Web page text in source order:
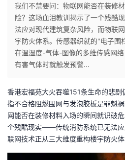
个
人
主
我
的
发
者
我们不禁要问：物联网能否在装修
险？这场血泪教训揭示了一个残酷
法应对现代建筑复杂风险，而物联
宇防火体系。传感器织就的"电子围
在温湿度-气体-图像的多维传感网
有害气体时就触发预警...
香港宏福苑大火吞噬151条生命的悲
指不合格阻燃围网与发泡胶板是罪魁
网能否在装修材料入场的瞬间就识破
个残酷现实——传统消防系统已无法
联网技术正从三大维度重构楼宇防火体